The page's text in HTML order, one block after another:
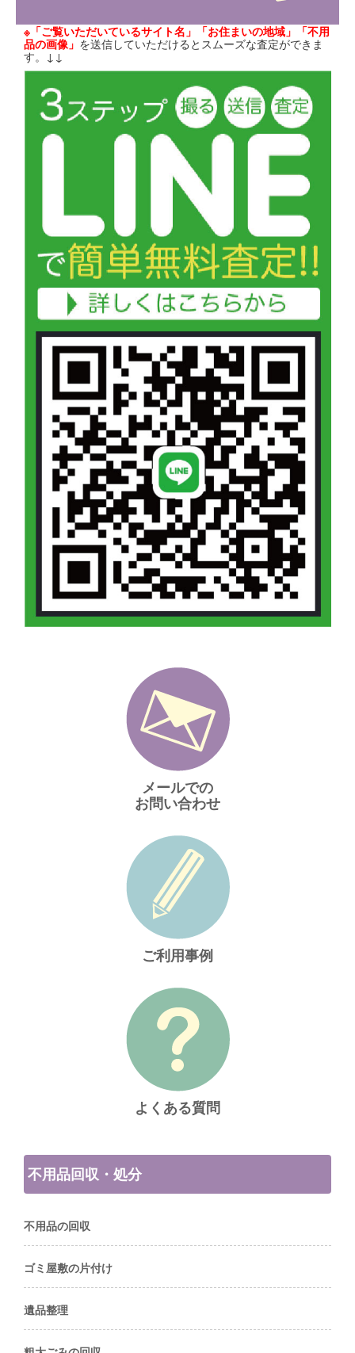
※「ご覧いただいているサイト名」「お住まいの地域」「不用
品の画像」 を送信していただけるとスムーズな査定ができま
す。↓↓
メールでの
お問い合わせ
ご利用事例
よくある質問
不用品回収・処分
不用品の回収
ゴミ屋敷の片付け
遺品整理